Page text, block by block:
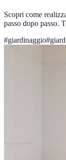
Scopri come
passo dopo passo.
#giardinaggio#